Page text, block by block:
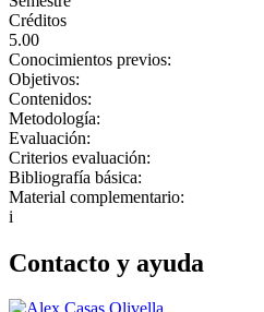
Créditos
5.00
Conocimientos previos:
Objetivos:
Contenidos:
Metodología:
Evaluación:
Criterios evaluación:
Bibliografía básica:
Material complementario:
i
Contacto y ayuda